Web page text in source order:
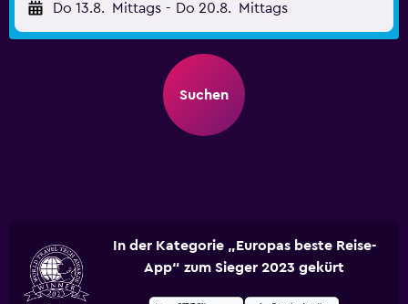
Do 13.8. Mittags - Do 20.8. Mittags
Suchen
In der Kategorie „Europas beste Reise-
App“ zum Sieger 2023 gekürt